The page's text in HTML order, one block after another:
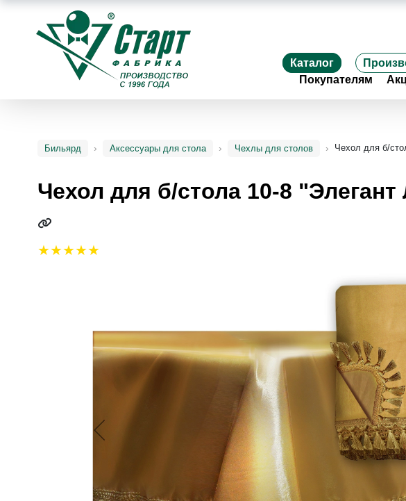
Каталог
Покупателям
Бильярд Аксессуары для стола Чехлы для столов Чехол для б/
Чехол для б/стола 10-8